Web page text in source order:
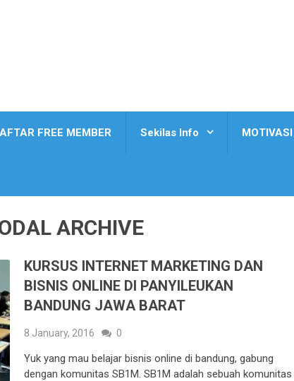
FREE MEMBER Sekilas Info MOTIVASI
ARCHIVE
KURSUS INTERNET MARKETING DAN
BISNIS ONLINE DI PANYILEUKAN
BANDUNG JAWA BARAT
8 January, 2016 0
Yuk yang mau belajar bisnis online di bandung, gabung
dengan komunitas SB1M. SB1M adalah sebuah komunitas